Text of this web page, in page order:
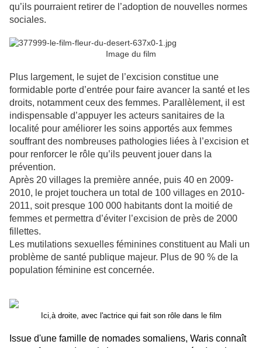
qu’ils pourraient retirer de l’adoption de nouvelles normes
sociales.
Image du film
Plus largement, le sujet de l’excision constitue une
formidable porte d’entrée pour faire avancer la santé et les
droits, notamment ceux des femmes. Parallèlement, il est
indispensable d’appuyer les acteurs sanitaires de la
localité pour améliorer les soins apportés aux femmes
souffrant des nombreuses pathologies liées à l’excision et
pour renforcer le rôle qu’ils peuvent jouer dans la
prévention.
Après 20 villages la première année, puis 40 en 2009-
2010, le projet touchera un total de 100 villages en 2010-
2011, soit presque 100 000 habitants dont la moitié de
femmes et permettra d’éviter l’excision de près de 2000
fillettes.
Les mutilations sexuelles féminines constituent au Mali un
problème de santé publique majeur. Plus de 90 % de la
population féminine est concernée.
Ici,à droite, avec l'actrice qui fait son rôle dans le film
Issue d'une famille de nomades somaliens, Waris connaît